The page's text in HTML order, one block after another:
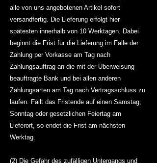
alle von uns angebotenen Artikel sofort
versandfertig. Die Lieferung erfolgt hier
spätesten innerhalb von 10 Werktagen. Dabei
beginnt die Frist für die Lieferung im Falle der
Zahlung per Vorkasse am Tag nach
Zahlungsauftrag an die mit der Überweisung
beauftragte Bank und bei allen anderen
Zahlungsarten am Tag nach Vertragsschluss zu
laufen. Fällt das Fristende auf einen Samstag,
Sonntag oder gesetzlichen Feiertag am
Lieferort, so endet die Frist am nächsten
Werktag.
(2) Die Gefahr des zufälligen Untergangs und